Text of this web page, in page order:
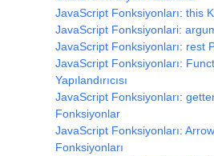
JavaScript Fonksiyonları: this
JavaScript Fonksiyonlari:
JavaScript Fonksiyonları: rest
JavaScript Fonksiyonları:
Yapılandırıcısı
JavaScript Fonksiyonları:
Fonksiyonlar
JavaScript Fonksiyonları:
Fonksiyonları